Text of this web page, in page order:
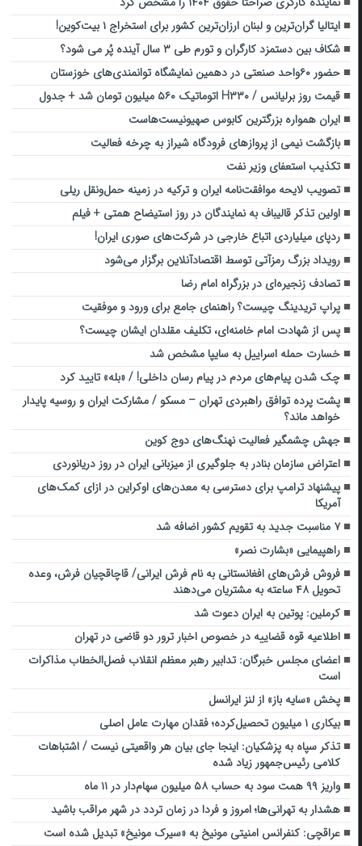
ایتالیا گران‌ترین و لبنان ارزان‌ترین کشور برای استخراج ۱ بیت‌کوین!
شکاف بین دستمزد کارگران و تورم طی ۳ سال آینده پُر می شود؟
حضور ۶۰واحد صنعتی در دهمین نمایشگاه توانمندی‌های خوزستان
قیمت روز برلیانس / H۳۳۰ اتوماتیک ۵۶۰ میلیون تومان شد + جدول
ایران همواره بزرگترین کابوس صهیونیست‌هاست
بازگشت نیمی از پروازهای فرودگاه شیراز به چرخه فعالیت
تکذیب استعفای وزیر نفت
تصویب لایحه موافقت‌نامه ایران و ترکیه در زمینه حمل‌ونقل ریلی
اولین تذکر قالیباف به نمایندگان در روز استیضاح همتی + فیلم
ردپای میلیاردی اتباع خارجی در شرکت‌های صوری ایران!
رویداد بزرگ رمزآتی توسط اقتصادآنلاین برگزار می‌شود
تصادف زنجیره‌ای در بزرگراه امام رضا
پراپ تریدینگ چیست؟ راهنمای جامع برای ورود و موفقیت
پس از شهادت امام خامنه‌ای، تکلیف مقلدان ایشان چیست؟
خسارت حمله اسراییل به سایپا مشخص شد
چک شدن پیام‌های مردم در پیام رسان داخلی! / «بله» تایید کرد
پشت پرده توافق راهبردی تهران – مسکو / مشارکت ایران و روسیه پایدار
خواهد ماند؟
جهش چشمگیر فعالیت نهنگ‌های دوج کوین
اعتراض سازمان بنادر به جلوگیری از میزبانی ایران در روز دریانوردی
پیشنهاد ترامپ برای دسترسی به معدن‌های اوکراین در ازای کمک‌های
آمریکا
۷ مناسبت جدید به تقویم کشور اضافه شد
راهپیمایی «بشارت نصر»
فروش فرش‌های افغانستانی به نام فرش ایرانی/ قاچاقچیان فرش، وعده
تحویل ۴۸ ساعته به مشتریان می‌دهند
کرملین: پوتین به ایران دعوت شد
اطلاعیه قوه قضاییه در خصوص اخبار ترور دو قاضی در تهران
اعضای مجلس خبرگان: تدابیر رهبر معظم انقلاب فصل‌الخطاب مذاکرات
است
پخش «سایه باز» از لنز ایرانسل
بیکاری ۱ میلیون تحصیل‌کرده؛ فقدان مهارت عامل اصلی
تذکر سپاه به پزشکیان: اینجا جای بیان هر واقعیتی نیست / اشتباهات
کلامی رئیس‌جمهور زیاد شده
واریز ۹۹ همت سود به حساب ۵۸ میلیون سهام‌دار در ۱۱ ماه
هشدار به تهرانی‌ها؛ امروز و فردا در زمان تردد در شهر مراقب باشید
عراقچی: کنفرانس امنیتی مونیخ به «سیرک مونیخ» تبدیل شده است